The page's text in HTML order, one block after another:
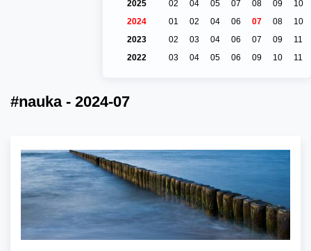
2025
02 04 05 07 08 09
10
2024
01 02 04 06 07 08
10
2023
02 03 04 06 07 09
11
2022
03 04 05 06 09 10 11
#nauka - 2024-07